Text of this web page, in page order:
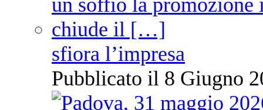
sfiora l’impresa
Pubblicato il 8 Giugno